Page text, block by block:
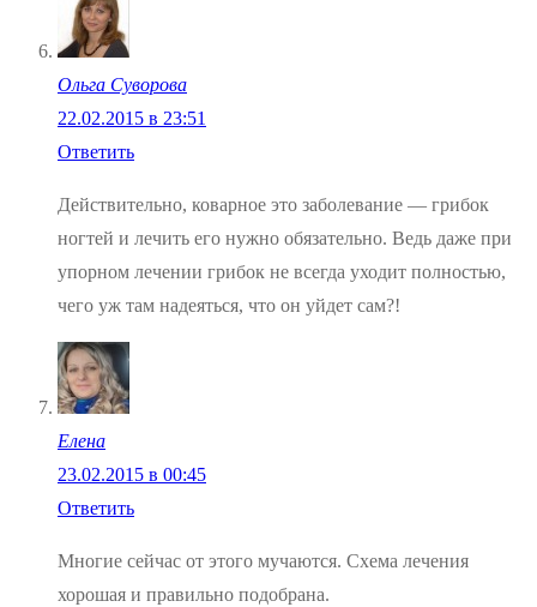
Ольга Суворова
22.02.2015 в 23:51
Ответить
Действительно, коварное это заболевание — грибок
ногтей и лечить его нужно обязательно. Ведь даже при
упорном лечении грибок не всегда уходит полностью,
чего уж там надеяться, что он уйдет сам?!
Елена
23.02.2015 в 00:45
Ответить
Многие сейчас от этого мучаются. Схема лечения
хорошая и правильно подобрана.